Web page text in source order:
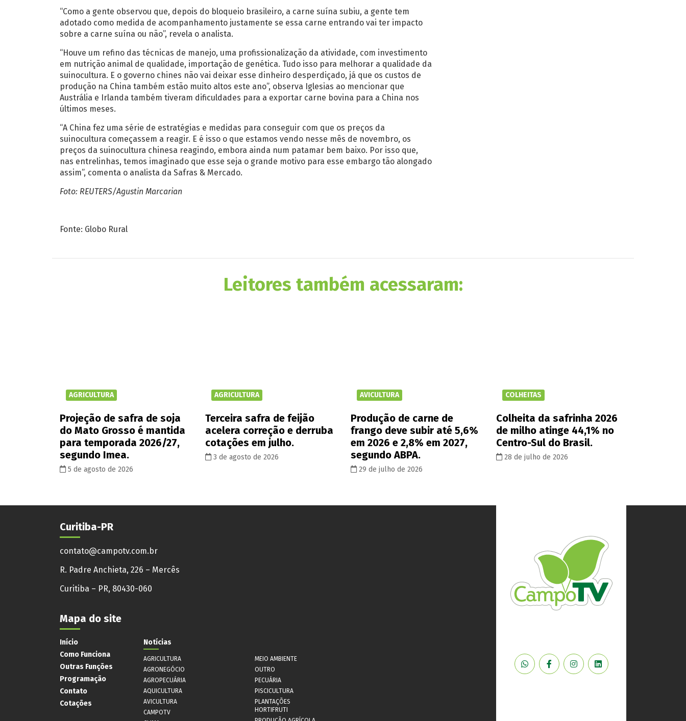
“Como a gente observou que, depois do bloqueio brasileiro, a carne suína subiu, a gente tem
adotado como medida de acompanhamento justamente se essa carne entrando vai ter impacto
sobre a carne suína ou não”, revela o analista.
“Houve um refino das técnicas de manejo, uma profissionalização da atividade, com investimento
em nutrição animal de qualidade, importação de genética. Tudo isso para melhorar a qualidade da
suinocultura. E o governo chines não vai deixar esse dinheiro desperdiçado, já que os custos de
produção na China também estão muito altos este ano”, observa Iglesias ao mencionar que
Austrália e Irlanda também tiveram dificuldades para a exportar carne bovina para a China nos
últimos meses.
“A China fez uma série de estratégias e medidas para conseguir com que os preços da
suinocultura começassem a reagir. E é isso o que estamos vendo nesse mês de novembro, os
preços da suinocultura chinesa reagindo, embora ainda num patamar bem baixo. Por isso que,
nas entrelinhas, temos imaginado que esse seja o grande motivo para esse embargo tão alongado
assim”, comenta o analista da Safras & Mercado.
Foto: REUTERS/Agustin Marcarian
Fonte: Globo Rural
Leitores também acessaram:
AGRICULTURA
Projeção de safra de soja
do Mato Grosso é mantida
para temporada 2026/27,
segundo Imea.
5 de agosto de 2026
AGRICULTURA
Terceira safra de feijão
acelera correção e derruba
cotações em julho.
3 de agosto de 2026
AVICULTURA
Produção de carne de
frango deve subir até 5,6%
em 2026 e 2,8% em 2027,
segundo ABPA.
29 de julho de 2026
COLHEITAS
Colheita da safrinha 2026
de milho atinge 44,1% no
Centro-Sul do Brasil.
28 de julho de 2026
Curitiba-PR
contato@campotv.com.br
R. Padre Anchieta, 226 – Mercês
Curitiba – PR, 80430-060
Mapa do site
Início
Como Funciona
Outras Funções
Programação
Contato
Cotações
Notícias
AGRICULTURA
AGRONEGÓCIO
AGROPECUÁRIA
AQUICULTURA
AVICULTURA
CAMPOTV
MEIO AMBIENTE
OUTRO
PECUÁRIA
PISCICULTURA
PLANTAÇÕES
HORTIFRUTI